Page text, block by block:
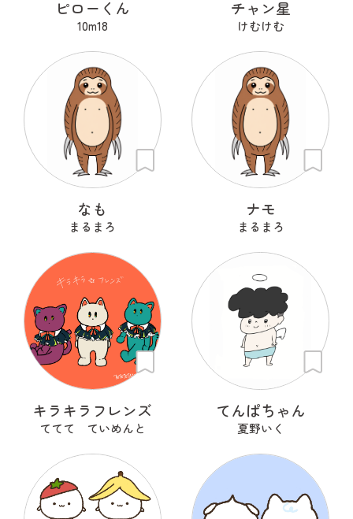
ピローくん
10m18
チャン星
けむけむ
なも
まるまろ
ナモ
まるまろ
キラキラフレンズ
ててて ていめんと
てんぱちゃん
夏野いく